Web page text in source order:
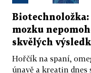
Biotechnoložka:
mozku
skvělých
Hořčík na spaní,
únavě a kreatin